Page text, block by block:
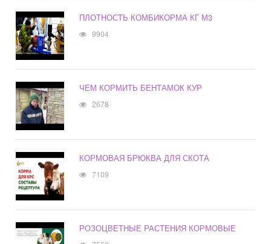
ПЛОТНОСТЬ КОМБИКОРМА КГ М3
9904
ЧЕМ КОРМИТЬ БЕНТАМОК КУР
2678
КОРМОВАЯ БРЮКВА ДЛЯ СКОТА
7109
РОЗОЦВЕТНЫЕ РАСТЕНИЯ КОРМОВЫЕ